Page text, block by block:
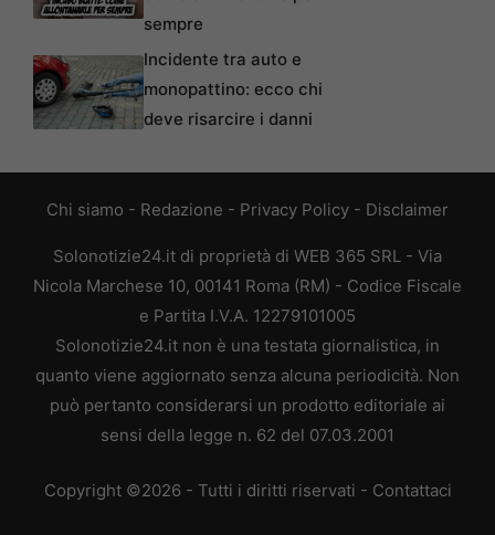
sempre
Incidente tra auto e
monopattino: ecco chi
deve risarcire i danni
Chi siamo - Redazione - Privacy Policy - Disclaimer
Solonotizie24.it di proprietà di WEB 365 SRL - Via
Nicola Marchese 10, 00141 Roma (RM) - Codice Fiscale
e Partita I.V.A. 12279101005
Solonotizie24.it non è una testata giornalistica, in
quanto viene aggiornato senza alcuna periodicità. Non
può pertanto considerarsi un prodotto editoriale ai
sensi della legge n. 62 del 07.03.2001
Copyright ©2026 - Tutti i diritti riservati - Contattaci